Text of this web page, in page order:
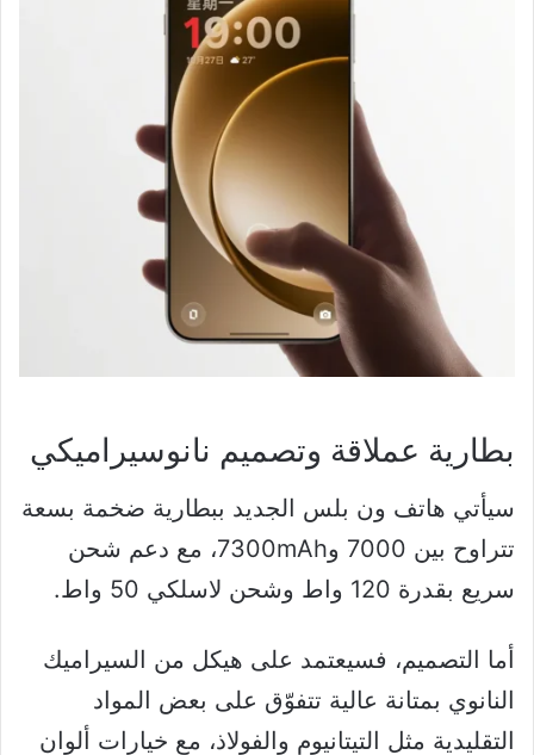
بطارية عملاقة وتصميم نانوسيراميكي
سيأتي هاتف ون بلس الجديد ببطارية ضخمة بسعة
تتراوح بين 7000 و7300mAh، مع دعم شحن
سريع بقدرة 120 واط وشحن لاسلكي 50 واط.
أما التصميم، فسيعتمد على هيكل من السيراميك
النانوي بمتانة عالية تتفوّق على بعض المواد
التقليدية مثل التيتانيوم والفولاذ، مع خيارات ألوان